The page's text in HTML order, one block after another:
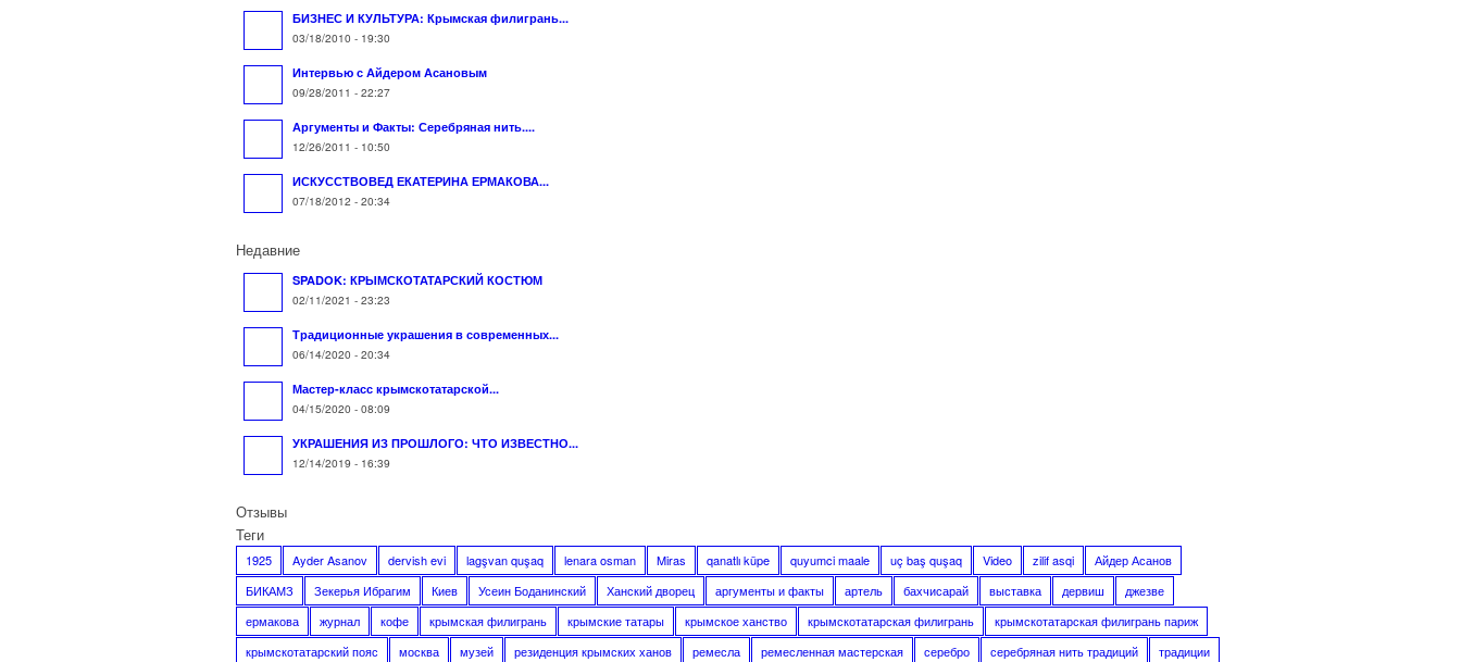
БИЗНЕС И КУЛЬТУРА: Крымская филигрань...
03/18/2010 - 19:30
Интервью с Айдером Асановым
09/28/2011 - 22:27
Аргументы и Факты: Серебряная нить....
12/26/2011 - 10:50
ИСКУССТВОВЕД ЕКАТЕРИНА ЕРМАКОВА...
07/18/2012 - 20:34
Недавние
SPADOK: КРЫМСКОТАТАРСКИЙ КОСТЮМ
02/11/2021 - 23:23
Традиционные украшения в современных...
06/14/2020 - 20:34
Мастер-класс крымскотатарской...
04/15/2020 - 08:09
УКРАШЕНИЯ ИЗ ПРОШЛОГО: ЧТО ИЗВЕСТНО...
12/14/2019 - 16:39
Отзывы
Теги
1925 Ayder Asanov dervish evi lagşvan quşaq lenara osman Miras qanatlı küpe quyumci maale uç baş quşaq Video zilif asqi
Айдер Асанов
БИКАМЗ
Зекерья Ибрагим Киев Усеин Боданинский Ханский дворец аргументы и факты артель бахчисарай выставка дервиш
джезве
ермакова
журнал кофе крымская филигрань крымские татары крымское ханство крымскотатарская филигрань
крымскотатарская филигрань париж
крымскотатарский пояс
москва музей резиденция крымских ханов ремесла ремесленная мастерская серебро серебряная нить традиций традиции